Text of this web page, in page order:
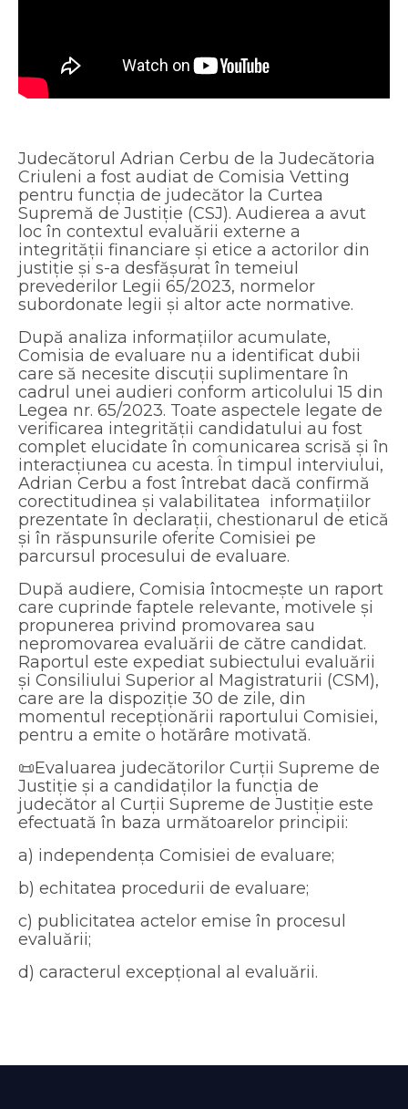
Judecătorul Adrian Cerbu de la Judecătoria
Criuleni a fost audiat de Comisia Vetting
pentru funcția de judecător la Curtea
Supremă de Justiție (CSJ). Audierea a avut
loc în contextul evaluării externe a
integrității financiare și etice a actorilor din
justiție și s-a desfășurat în temeiul
prevederilor Legii 65/2023, normelor
subordonate legii și altor acte normative.
După analiza informațiilor acumulate,
Comisia de evaluare nu a identificat dubii
care să necesite discuții suplimentare în
cadrul unei audieri conform articolului 15 din
Legea nr. 65/2023. Toate aspectele legate de
verificarea integrității candidatului au fost
complet elucidate în comunicarea scrisă și în
interacțiunea cu acesta. În timpul interviului,
Adrian Cerbu a fost întrebat dacă confirmă
corectitudinea și valabilitatea informațiilor
prezentate în declarații, chestionarul de etică
și în răspunsurile oferite Comisiei pe
parcursul procesului de evaluare.
După audiere, Comisia întocmește un raport
care cuprinde faptele relevante, motivele și
propunerea privind promovarea sau
nepromovarea evaluării de către candidat.
Raportul este expediat subiectului evaluării
și Consiliului Superior al Magistraturii (CSM),
care are la dispoziție 30 de zile, din
momentul recepționării raportului Comisiei,
pentru a emite o hotărâre motivată.
📜Evaluarea judecătorilor Curții Supreme de
Justiție și a candidaților la funcția de
judecător al Curții Supreme de Justiție este
efectuată în baza următoarelor principii:
a) independența Comisiei de evaluare;
b) echitatea procedurii de evaluare;
c) publicitatea actelor emise în procesul
evaluării;
d) caracterul excepțional al evaluării.